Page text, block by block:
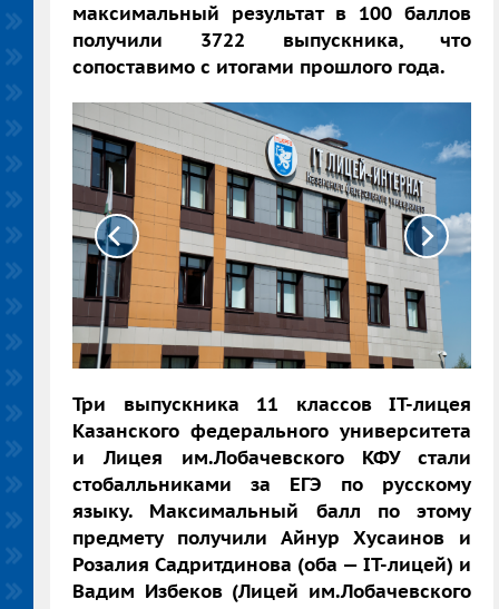
максимальный результат в 100 баллов
получили 3722 выпускника, что
сопоставимо с итогами прошлого года.
Три выпускника 11 классов IT-лицея
Казанского федерального университета
и Лицея им.Лобачевского КФУ стали
стобалльниками за ЕГЭ по русскому
языку. Максимальный балл по этому
предмету получили Айнур Хусаинов и
Розалия Садритдинова (оба — IT-лицей) и
Вадим Избеков (Лицей им.Лобачевского